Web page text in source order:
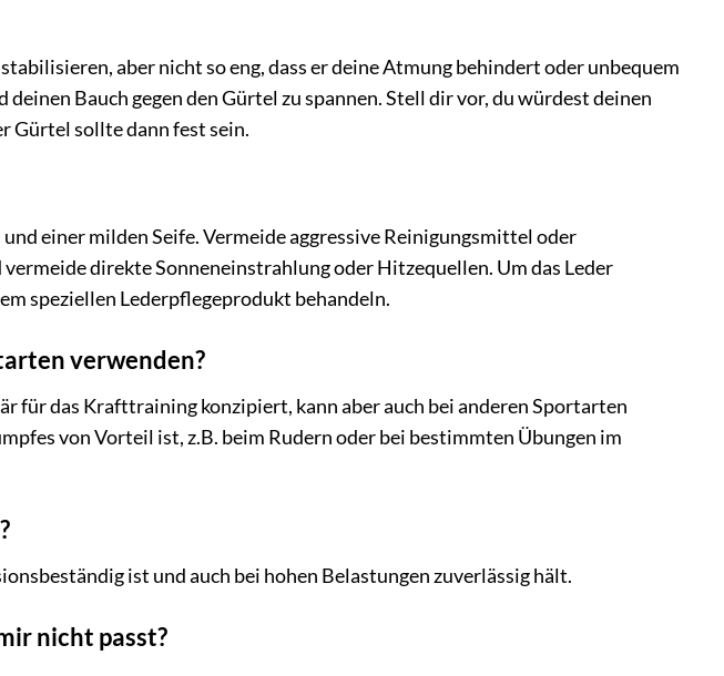
aber nicht so eng, dass er deine Atmung behindert oder unbequem
Bauch gegen den Gürtel zu spannen. Stell dir vor, du würdest deinen
Gürtel sollte dann fest sein.
einer milden Seife. Vermeide aggressive Reinigungsmittel oder
direkte Sonneneinstrahlung oder Hitzequellen. Um das Leder
speziellen Lederpflegeprodukt behandeln.
verwenden?
für das Krafttraining konzipiert, kann aber auch bei anderen Sportarten
von Vorteil ist, z.B. beim Rudern oder bei bestimmten Übungen im
ist und auch bei hohen Belastungen zuverlässig hält.
nicht passt?